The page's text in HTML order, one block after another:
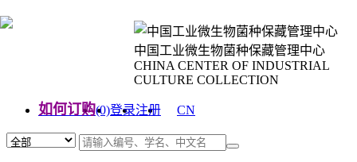
中国工业微生物菌种保藏管理中心
CHINA CENTER OF INDUSTRIAL
CULTURE COLLECTION
如何订购(0)登录注册
CN